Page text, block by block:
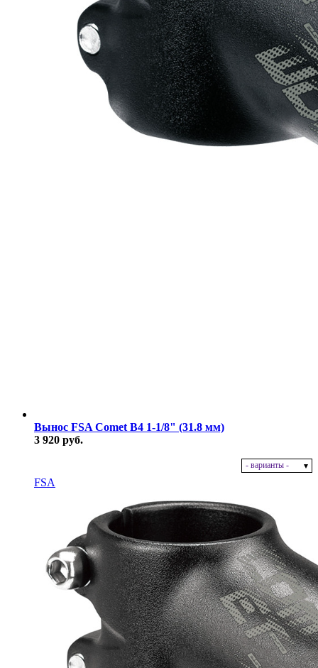
Вынос FSA Comet B4 1-1/8" (31.8 мм)
3 920 руб.
- варианты -
FSA